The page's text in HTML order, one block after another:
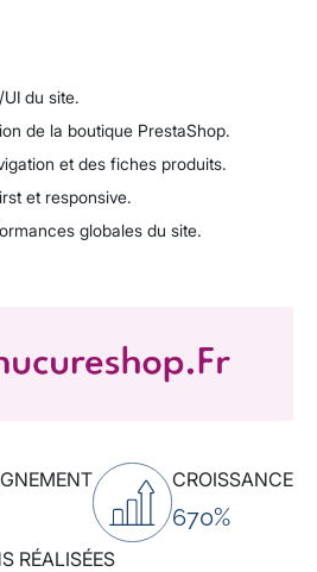
du site.
de la boutique PrestaShop.
et des fiches produits.
et responsive.
globales du site.
CROISSANCE
670%
RÉALISÉES